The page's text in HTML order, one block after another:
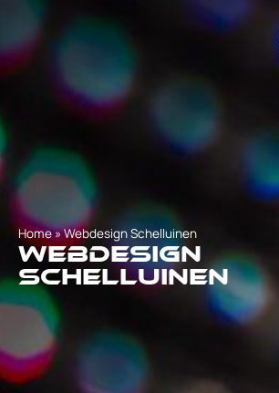
Home»Webdesign Schelluinen
Webdesign
Schelluinen